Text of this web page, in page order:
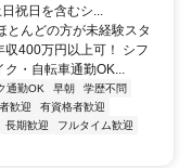
祝日を含むシ...
とんどの方が未経験スタ
収400万円以上可！ シフ
・自転車通勤OK...
通勤OK 早朝
学歴不問
歓迎
有資格者歓迎
長期歓迎
フルタイム歓迎